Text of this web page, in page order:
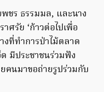
ชร ธรรมมล, และนาง
ศรัย ‘ก้าวต่อไปเพื่อ
งที่ทำการป่าไม้ตลาด
มีประชาชนร่วมฟัง
คนมาขอถ่ายรูปร่วมกับ